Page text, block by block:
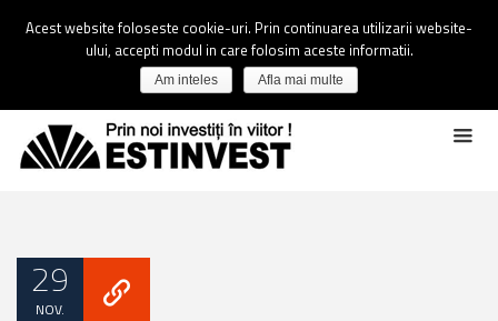
29
NOV.
Acest website foloseste cookie-uri. Prin continuarea utilizarii website-
ului, accepti modul in care folosim aceste informatii.
Am inteles Afla mai multe